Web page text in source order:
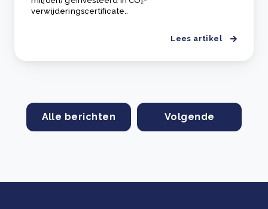
verwijderingscertificate..
Lees artikel
Alle berichten Volgende